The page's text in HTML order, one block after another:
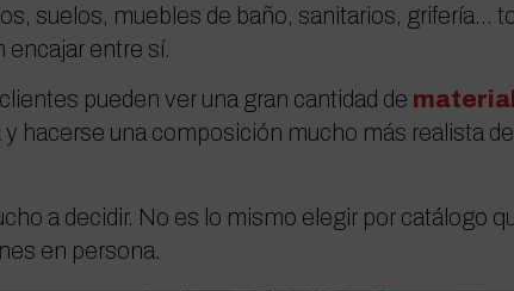
suelos, muebles de baño, sanitarios, grifería…
encajar entre sí.
pueden ver una gran cantidad de
hacerse una composición mucho más realista
a decidir. No es lo mismo elegir por catálogo
en persona.